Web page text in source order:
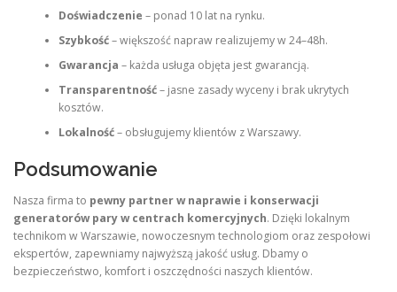
Doświadczenie – ponad 10 lat na rynku.
Szybkość– większość napraw realizujemy w 24–48h.
Gwarancja – każda usługa objęta jest gwarancją.
Transparentność– jasne zasady wyceny i brak ukrytych
kosztów.
Lokalność– obsługujemy klientów z Warszawy.
Podsumowanie
Nasza firma to pewny partner w naprawie i konserwacji
generatorów pary w centrach komercyjnych. Dzięki lokalnym
technikom w Warszawie, nowoczesnym technologiom oraz zespołowi
ekspertów, zapewniamy najwyższą jakość usług. Dbamy o
bezpieczeństwo, komfort i oszczędności naszych klientów.